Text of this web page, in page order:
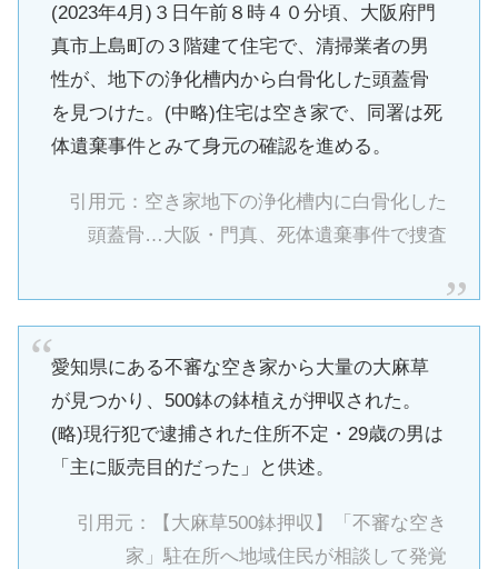
(2023年4月)３日午前８時４０分頃、大阪府門
真市上島町の３階建て住宅で、清掃業者の男
性が、地下の浄化槽内から白骨化した頭蓋骨
を見つけた。(中略)住宅は空き家で、同署は死
体遺棄事件とみて身元の確認を進める。
引用元： 空き家地下の浄化槽内に白骨化した
頭蓋骨…大阪・門真、死体遺棄事件で捜査
愛知県にある不審な空き家から大量の大麻草
が見つかり、500鉢の鉢植えが押収された。
(略)現行犯で逮捕された住所不定・29歳の男は
「主に販売目的だった」と供述。
引用元：【大麻草500鉢押収】「不審な空き
家」駐在所へ地域住民が相談して発覚